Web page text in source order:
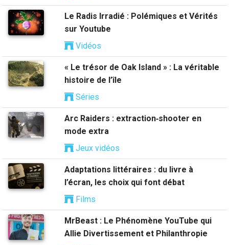
Le Radis Irradié : Polémiques et Vérités
sur Youtube
Vidéos
« Le trésor de Oak Island » : La véritable
histoire de l’île
Séries
Arc Raiders : extraction‑shooter en
mode extra
Jeux vidéos
Adaptations littéraires : du livre à
l’écran, les choix qui font débat
Films
MrBeast : Le Phénomène YouTube qui
Allie Divertissement et Philanthropie